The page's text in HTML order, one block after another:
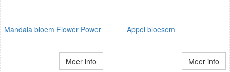
Mandala bloem Flower Power
Meer info
Appel bloesem
Meer info